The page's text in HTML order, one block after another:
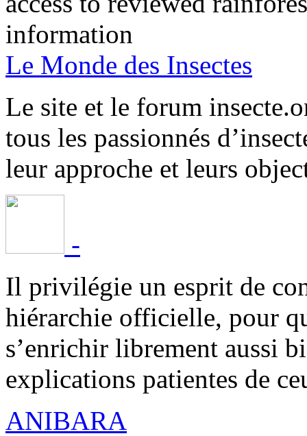
information
Le Monde des Insectes
Le site et le forum
tous les passionnés
leur approche et leurs
-
Il privilégie un esprit de
hiérarchie officielle, pour
s’enrichir librement aussi
explications patientes de
ANIBARA